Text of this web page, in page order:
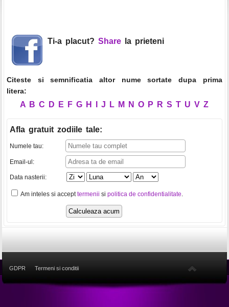
Ti-a placut? Share la prieteni
Citeste si semnificatia altor nume sortate dupa prima
litera:
A B C D E F G H J L M N O P R S T U V Z
Afla gratuit zodiile tale:
Numele tau:
Email-ul:
Data nasterii:
Am inteles si accepttermenii si politica de confidentialitate.
GDPR Termeni si conditii